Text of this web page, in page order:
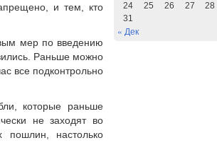
и тем, кто
мер по введению
Раньше можно
все подконтрольно
которые раньше
не заходят во
пошлин, настолько
24
25 26 27 28
31
« Дек